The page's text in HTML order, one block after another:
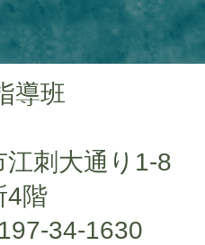
導班
刺大通り1-8
4階
34-1630